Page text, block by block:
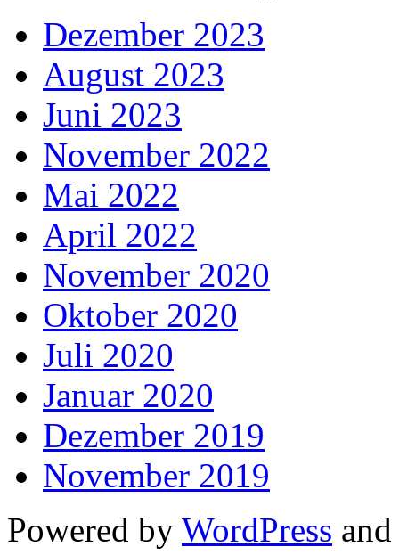
Dezember 2023
August 2023
Juni 2023
November 2022
Mai 2022
April 2022
November 2020
Oktober 2020
Juli 2020
Januar 2020
Dezember 2019
November 2019
Powered by WordPress